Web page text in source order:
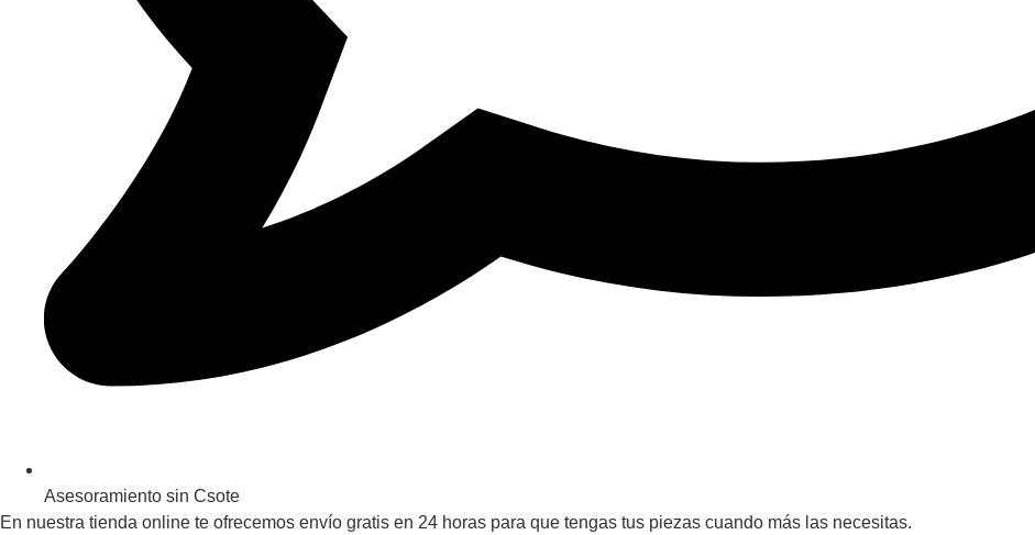
Asesoramiento sin Csote
En nuestra tienda online te ofrecemos envío gratis en 24 horas para que tengas tus piezas cuando más las necesitas.